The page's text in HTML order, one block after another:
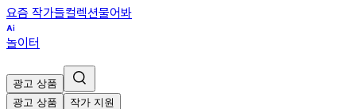
요즘 작가들컬렉션물어봐
놀이터
광고 상품
광고 상품
작가 지원